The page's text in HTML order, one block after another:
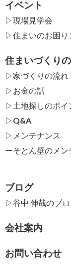
イベント
▷現場見学会
▷住まいのお困り
住まいづくり
▷家づくりの流れ
▷お金の話
▷土地探しのポイ
▷Q&A
▷メンテナンス
ーそとん壁のメン
ブログ
▷谷中 伸哉のブ
会社案内
お問い合わせ